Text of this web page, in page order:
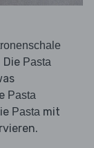
Die Pasta
Pasta
Pasta mit